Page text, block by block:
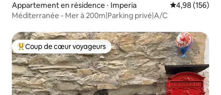
Appartement en résidence ⋅ Imperia Évaluation
4,98 (156)
Méditerranée - Mer à 200m|Parking privé|A/C
Coups de cœur voyageurs les plus appréciés
Coup de cœur voyageurs